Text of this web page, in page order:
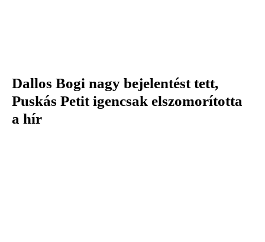
Dallos Bogi nagy bejelentést tett,
Puskás Petit igencsak elszomorította
a hír